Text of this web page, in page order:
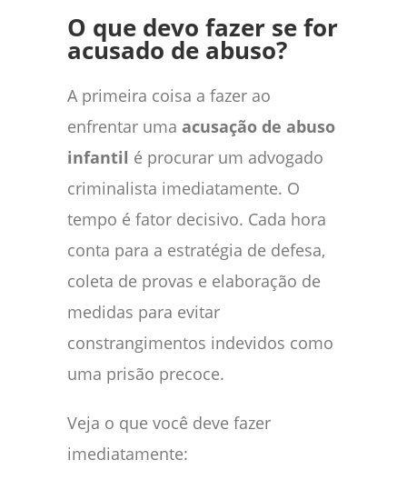
O que devo fazer se for
acusado de abuso?
A primeira coisa a fazer ao
enfrentar uma acusação de abuso
infantil é procurar um advogado
criminalista imediatamente. O
tempo é fator decisivo. Cada hora
conta para a estratégia de defesa,
coleta de provas e elaboração de
medidas para evitar
constrangimentos indevidos como
uma prisão precoce.
Veja o que você deve fazer
imediatamente: